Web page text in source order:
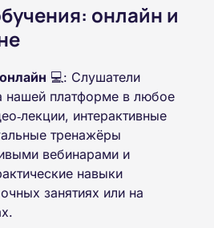
онлайн и
💻: Слушатели
нашей платформе в любое
интерактивные
тренажёры
вебинарами и
навыки
занятиях или на